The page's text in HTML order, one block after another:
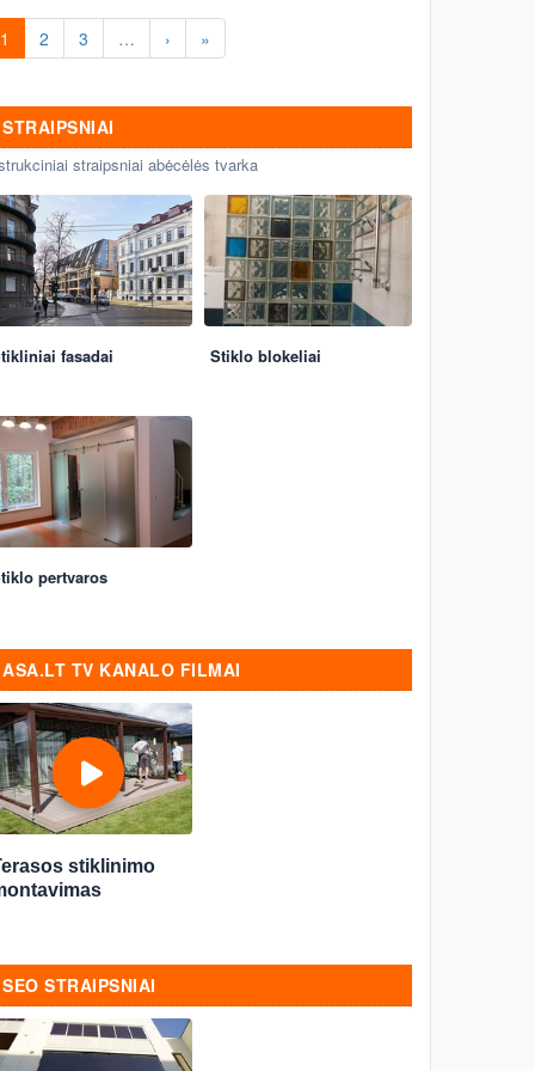
1 2 3 … › »
STRAIPSNIAI
straipsniai abėcėlės tvarka
fasadai Stiklo blokeliai
pertvaros
ASA.LT TV KANALO FILMAI
stiklinimo
SEO STRAIPSNIAI